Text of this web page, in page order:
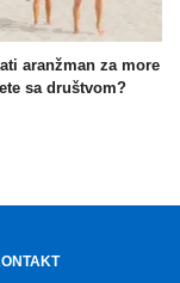
aranžman za more
sa društvom?